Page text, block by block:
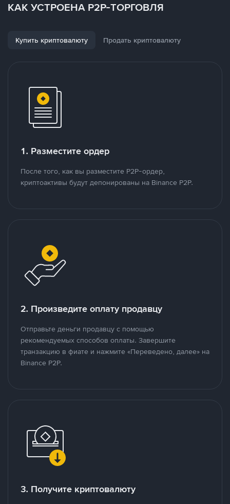
КАК УСТРОЕНА P2P-ТОРГОВЛЯ
Купить криптовалюту Продать криптовалюту
1. Разместите ордер
После того, как вы разместите P2P-ордер,
криптоактивы будут депонированы на Binance P2P.
2. Произведите оплату продавцу
Отправьте деньги продавцу с помощью
рекомендуемых способов оплаты. Завершите
транзакцию в фиате и нажмите «Переведено, далее» на
Binance P2P.
3. Получите криптовалюту